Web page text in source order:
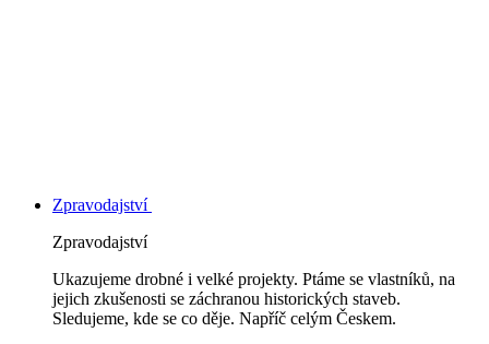
Zpravodajství
Zpravodajství
Ukazujeme drobné i velké projekty. Ptáme se vlastníků, na
jejich zkušenosti se záchranou historických staveb.
Sledujeme, kde se co děje. Napříč celým Českem.